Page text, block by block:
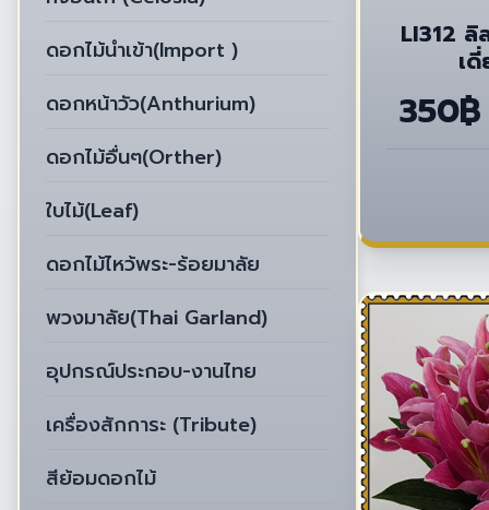
ดอกไม้นำเข้า(Import )
ดอกหน้าวัว(Anthurium)
ดอกไม้อื่นๆ(Orther)
ใบไม้(Leaf)
ดอกไม้ไหว้พระ-ร้อยมาลัย
พวงมาลัย(Thai Garland)
อุปกรณ์ประกอบ-งานไทย
เครื่องสักการะ (Tribute)
สีย้อมดอกไม้
LI312
เ
350฿